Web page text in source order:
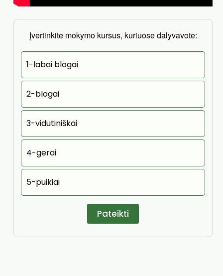
Įvertinkite mokymo kursus, kuriuose dalyvavote:
1-labai blogai
2-blogai
3-vidutiniškai
4-gerai
5-puikiai